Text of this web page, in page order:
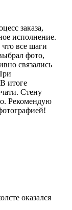
заказа,
исполнение.
что все шаги
фото,
связались
итоге
Стену
Рекомендую
оказался